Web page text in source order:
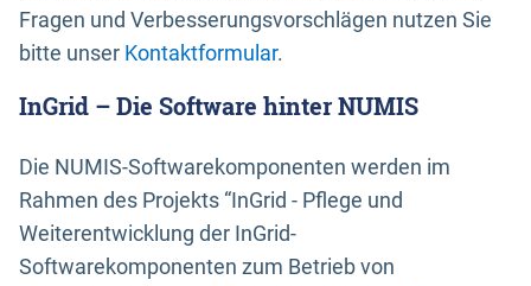
Fragen und Verbesserungsvorschlägen nutzen Sie
bitte unser Kontaktformular.
InGrid – Die Software hinter NUMIS
Die NUMIS-Softwarekomponenten werden im
Rahmen des Projekts “InGrid - Pflege und
Weiterentwicklung der InGrid-
Softwarekomponenten zum Betrieb von